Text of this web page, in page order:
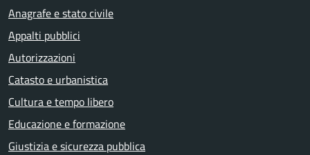
Anagrafe e stato civile
Appalti pubblici
Autorizzazioni
Catasto e urbanistica
Cultura e tempo libero
Educazione e formazione
Giustizia e sicurezza pubblica